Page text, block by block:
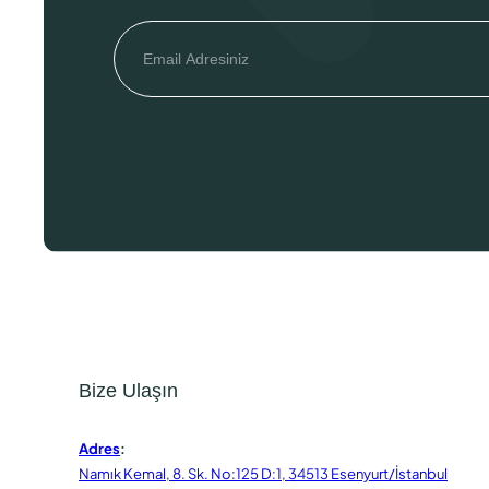
Bize Ulaşın
Adres:
Namık Kemal, 8. Sk. No:125 D:1, 34513 Esenyurt/İstanbul